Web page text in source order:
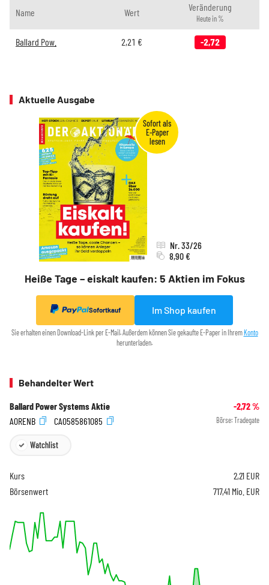
Name Wert Veränderung
Heute in %
Ballard Pow. 2,21 € -2,72
Aktuelle Ausgabe
Heiße Tage – eiskalt kaufen: 5 Aktien im Fokus
Nr. 33/26
8,90 €
Sofortkauf Im Shop kaufen
Sie erhalten einen Download-Link per E-Mail. Außerdem können Sie gekaufte E-Paper in IhremKonto
herunterladen.
Behandelter Wert
Ballard Power Systems Aktie -2,72%
A0RENB
CA0585861085 Börse: Tradegate
Watchlist
Kurs 2,21 EUR
Börsenwert
717,41 Mio. EUR